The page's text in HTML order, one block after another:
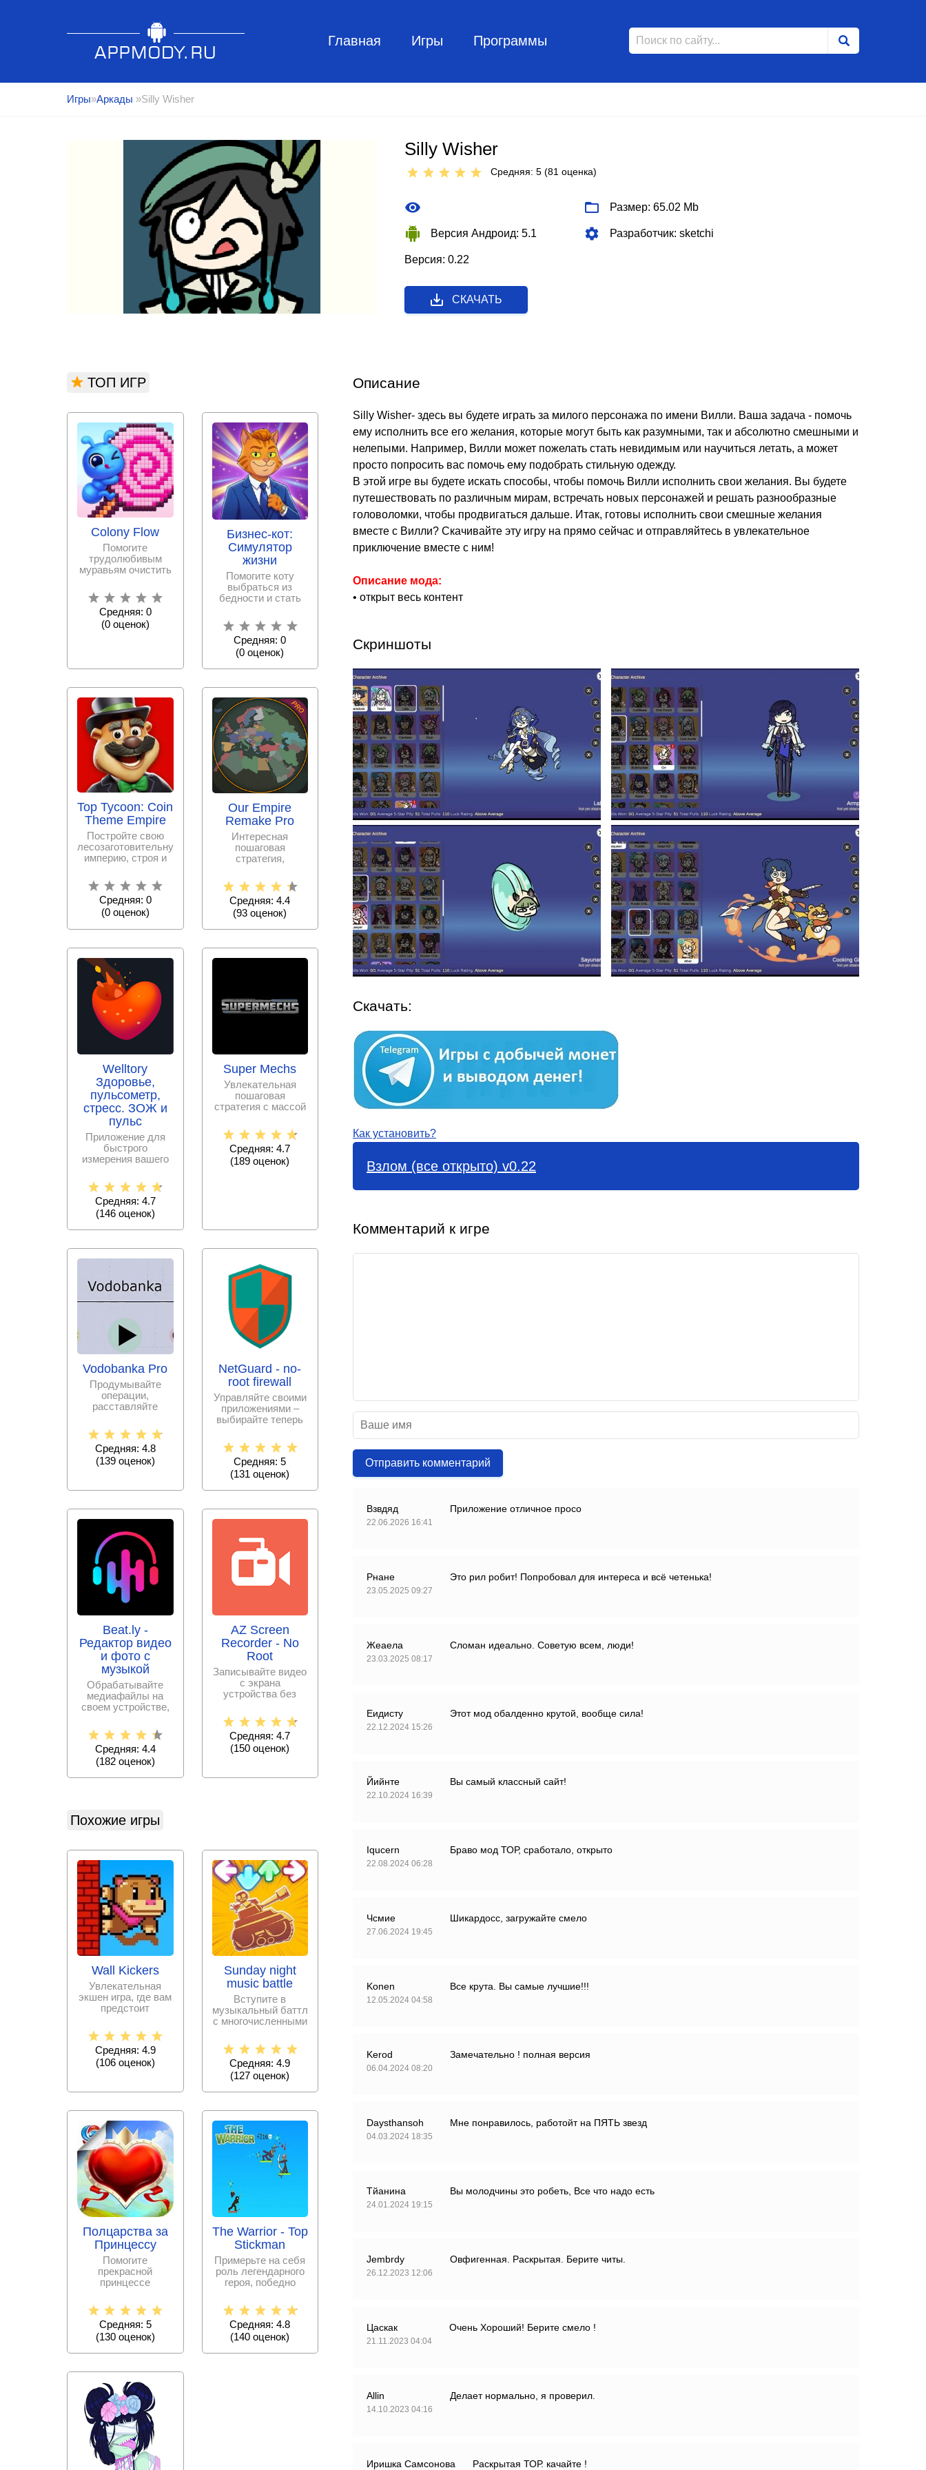
Главная Игры Программы
Игры»Аркады »Silly Wisher
Silly Wisher
Средняя: 5 (81 оценкa)
Размер: 65.02 Mb
Версия Андроид: 5.1 Разработчик: sketchi
Версия: 0.22
СКАЧАТЬ
Описание
Silly Wisher- здесь вы будете играть за милого персонажа по имени Вилли. Ваша задача - помочь
ему исполнить все его желания, которые могут быть как разумными, так и абсолютно смешными и
нелепыми. Например, Вилли может пожелать стать невидимым или научиться летать, а может
просто попросить вас помочь ему подобрать стильную одежду.
В этой игре вы будете искать способы, чтобы помочь Вилли исполнить свои желания. Вы будете
путешествовать по различным мирам, встречать новых персонажей и решать разнообразные
головоломки, чтобы продвигаться дальше. Итак, готовы исполнить свои смешные желания
вместе с Вилли? Скачивайте эту игру на прямо сейчас и отправляйтесь в увлекательное
приключение вместе с ним!
Описание мода:
• открыт весь контент
Скриншоты
Скачать:
Как установить?
Взлом (все открыто) v0.22
Комментарий к игре
Отправить комментарий
Взвдяд
22.06.2026 16:41
Приложение отличное просо
Рнане
23.05.2025 09:27
Это рил робит! Попробовал для интереса и всё четенька!
Жеаела
23.03.2025 08:17
Сломан идеально. Советую всем, люди!
Еидисту
22.12.2024 15:26
Этот мод обалденно крутой, вообще сила!
Йийнте
22.10.2024 16:39
Вы самый классный сайт!
Iqucern
22.08.2024 06:28
Браво мод ТОР, сработало, открыто
Чсмие
27.06.2024 19:45
Шикардосс, загружайте смело
Konen
12.05.2024 04:58
Все крута. Вы самые лучшие!!!
Kerod
06.04.2024 08:20
Замечательно ! полная версия
Daysthansoh
04.03.2024 18:35
Мне понравилось, работойт на ПЯТЬ звезд
Тйанина
24.01.2024 19:15
Вы молодчины это робеть, Все что надо есть
Jembrdy
26.12.2023 12:06
Овфигенная. Раскрытая. Берите читы.
Цаскак
21.11.2023 04:04
Очень Хороший! Берите смело !
Allin
14.10.2023 04:16
Делает нормально, я проверил.
Иришка Самсонова Раскрытая ТОР. качайте !
ТОП ИГР
Colony Flow
Помогите
трудолюбивым
муравьям очистить
чтобы увидеть
скрывающуюся
Средняя: 0
(0оценок)
Бизнес-кот:
Симулятор
жизни
Помогите коту
выбраться из
бедности и стать
магнатом, развивая
бизнес и
Средняя: 0
(0 оценок)
Top Tycoon: Coin
Theme Empire
Постройте свою
лесозаготовительную
империю, строя и
производство,
активно
Средняя: 0
(0оценок)
Our Empire
Remake Pro
Интересная
пошаговая
стратегия,
студией SK Games,
где Вы создадите
Средняя: 4.4
(93 оценок)
Welltory
Здоровье,
пульсометр,
стресс. ЗОЖ и
пульс
Приложение для
быстрого
измерения вашего
показателей
стресса, качества
сна и
Средняя: 4.7
(146оценок)
Super Mechs
Увлекательная
пошаговая
стратегия с массой
соберите
уникального
Средняя: 4.7
(189 оценок)
Vodobanka Pro
Продумывайте
операции,
расставляйте
решений будет
зависеть успех
Средняя: 4.8
(139оценок)
NetGuard - no-
root firewall
Управляйте своими
приложениями –
выбирайте теперь
разрешить
интернет –
Средняя: 5
(131 оценок)
Beat.ly -
Редактор видео
и фото с
музыкой
Обрабатывайте
медиафайлы на
своем устройстве,
музыкальное
Средняя: 4.4
(182оценок)
AZ Screen
Recorder - No
Root
Записывайте видео
с экрана
устройства без
хорошем качестве.
Снимайте
Средняя: 4.7
(150 оценок)
Похожие игры
Wall Kickers
Увлекательная
экшен игра, где вам
предстоит
расстояние от
земли до самой
Средняя: 4.9
(106оценок)
Sunday night
music battle
Вступите в
музыкальный баттл
с многочисленными
чтобы завоевать
Средняя: 4.9
(127 оценок)
Полцарства за
Принцессу
Помогите
прекрасной
принцессе
своего дома, а
также помогите
Средняя: 5
(130оценок)
The Warrior - Top
Stickman
Примерьте на себя
роль легендарного
героя, победно
мирам, и
сражайтесь
Средняя: 4.8
(140 оценок)